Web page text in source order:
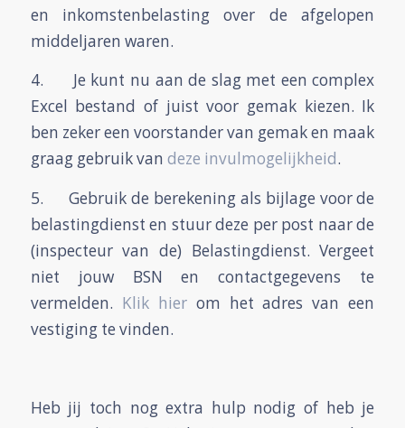
en inkomstenbelasting over de afgelopen
middeljaren waren.
4. Je kunt nu aan de slag met een complex
Excel bestand of juist voor gemak kiezen. Ik
ben zeker een voorstander van gemak en maak
graag gebruik van deze invulmogelijkheid.
5. Gebruik de berekening als bijlage voor de
belastingdienst en stuur deze per post naar de
(inspecteur van de) Belastingdienst. Vergeet
niet jouw BSN en contactgegevens te
vermelden. Klik hierom het adres van een
vestiging te vinden.
Heb jij toch nog extra hulp nodig of heb je